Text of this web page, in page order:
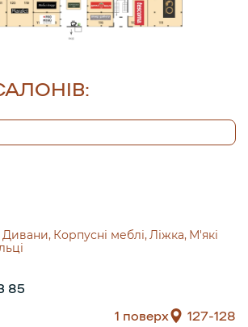
Дивани Корпусні меблі Ліжка М'які
85
1 поверх
127-128